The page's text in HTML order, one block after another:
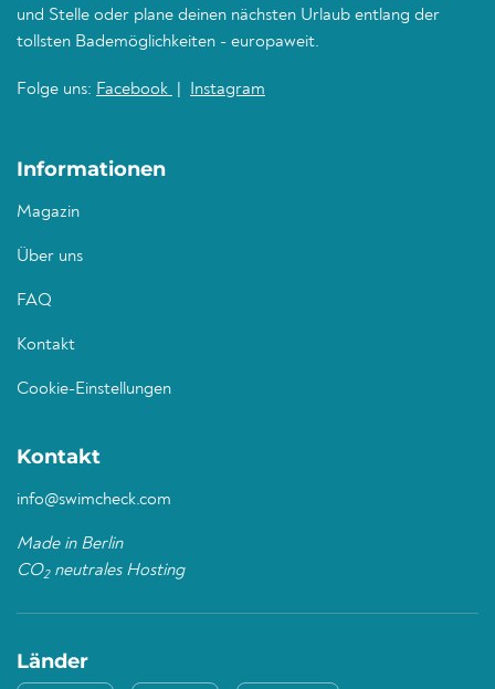
und Stelle oder plane deinen nächsten Urlaub entlang der
tollsten Bademöglichkeiten - europaweit.
Folge uns: Facebook Instagram
Informationen
Magazin
Über uns
FAQ
Kontakt
Cookie-Einstellungen
Kontakt
info@swimcheck.com
Made in Berlin
CO2neutrales Hosting
Länder